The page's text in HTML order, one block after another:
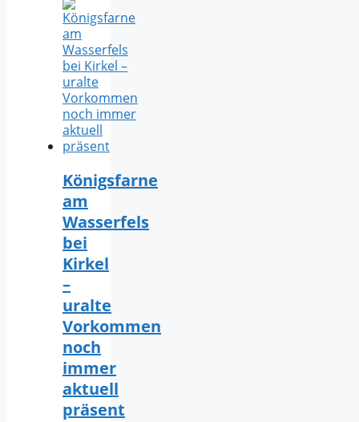
Königsfarne
am
Wasserfels
bei
Kirkel
–
uralte
Vorkommen
noch
immer
aktuell
präsent